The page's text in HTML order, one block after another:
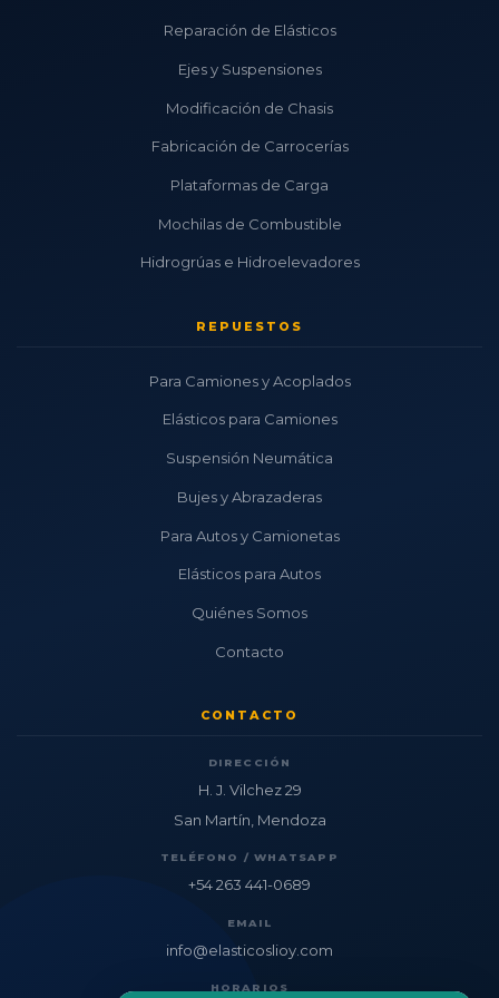
Reparación de Elásticos
Ejes y Suspensiones
Modificación de Chasis
Fabricación de Carrocerías
Plataformas de Carga
Mochilas de Combustible
Hidrogrúas e Hidroelevadores
REPUESTOS
Para Camiones y Acoplados
Elásticos para Camiones
Suspensión Neumática
Bujes y Abrazaderas
Para Autos y Camionetas
Elásticos para Autos
Quiénes Somos
Contacto
CONTACTO
DIRECCIÓN
H. J. Vilchez 29
San Martín, Mendoza
TELÉFONO / WHATSAPP
+54 263 441-0689
EMAIL
info@elasticoslioy.com
HORARIOS